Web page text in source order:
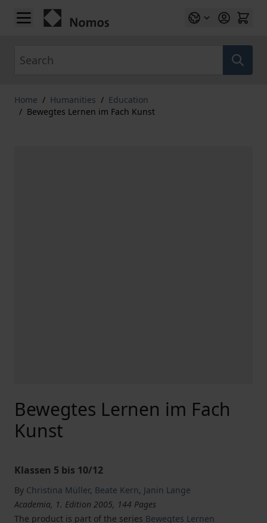
Skip to Content
Home / Humanities / Education
/ Bewegtes Lernen im Fach Kunst
Bewegtes Lernen im Fach
Kunst
Klassen 5 bis 10/12
By Christina Müller, Beate Kern, Janin Lange
Academia, 1. Edition 2005, 144 Pages
The product is part of the series Bewegtes Lernen